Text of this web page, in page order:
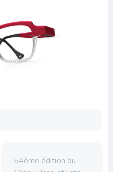
54ème édition du